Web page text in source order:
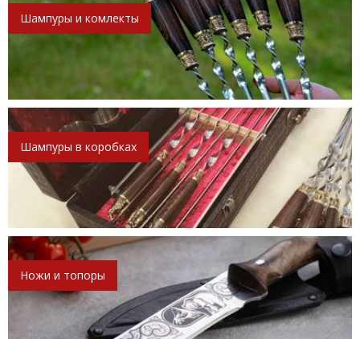
Шампуры и комлекты
Шампуры в коробках
Ножи и топоры